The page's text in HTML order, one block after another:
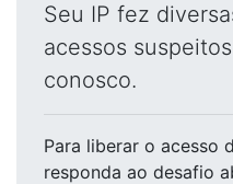
Seu IP fez
acessos
conosco.
Para liberar o acesso
responda ao desafio